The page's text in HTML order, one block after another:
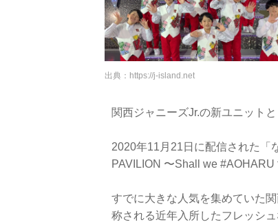
出典： https://j-island.net
関西ジャニーズJr.の新ユニット
2020年11月21日に配信された「
PAVILION 〜Shall we
すでに大きな人気を集めていた
称される近年入所したフレッシ